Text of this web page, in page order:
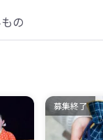
の
募集終了